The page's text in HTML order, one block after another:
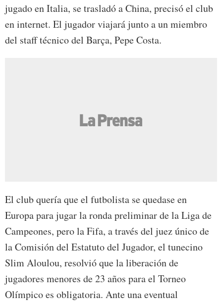
jugado en Italia, se trasladó a China, precisó el club
en internet. El jugador viajará junto a un miembro
del staff técnico del Barça, Pepe Costa.
El club quería que el futbolista se quedase en
Europa para jugar la ronda preliminar de la Liga de
Campeones, pero la Fifa, a través del juez único de
la Comisión del Estatuto del Jugador, el tunecino
Slim Aloulou, resolvió que la liberación de
jugadores menores de 23 años para el Torneo
Olímpico es obligatoria. Ante una eventual